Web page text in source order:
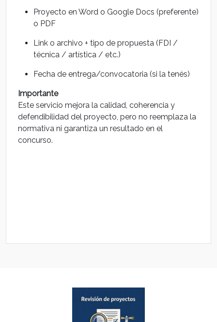
Proyecto en Word o Google Docs (preferente)
o PDF
Link o archivo + tipo de propuesta (FDI /
técnica / artística / etc.)
Fecha de entrega/convocatoria (si la tenés)
Importante
Este servicio mejora la calidad, coherencia y
defendibilidad del proyecto, pero no reemplaza la
normativa ni garantiza un resultado en el
concurso.